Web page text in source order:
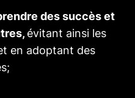
des succès et
évitant ainsi les
en adoptant des